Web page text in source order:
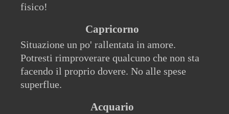
fisico!
Capricorno
Situazione un po' rallentata in amore.
Potresti rimproverare qualcuno che non sta
facendo il proprio dovere. No alle spese
superflue.
Acquario